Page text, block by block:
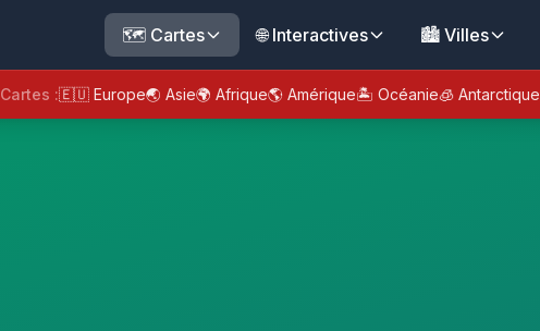
🗺️ Cartes 🌐 Interactives 🏙️ Villes
Cartes :🇪🇺 Europe🌏 Asie🌍 Afrique🌎 Amérique🏝️ Océanie🧊 Antarctique